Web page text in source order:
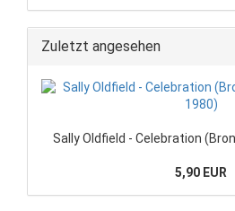
Zuletzt angesehen
Sally Oldfield - Celebration
5,90 EUR